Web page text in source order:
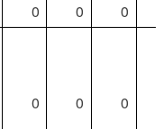
0 0 0
0 0 0